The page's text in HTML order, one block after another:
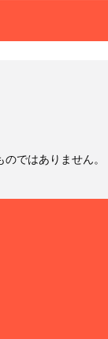
ではありません。